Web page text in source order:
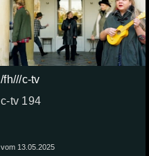
/fh///c-tv
c-tv 194
vom 13.05.2025